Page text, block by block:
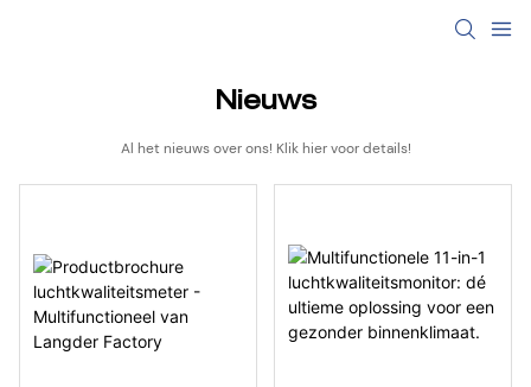
Nieuws
Al het nieuws over ons! Klik hier voor details!